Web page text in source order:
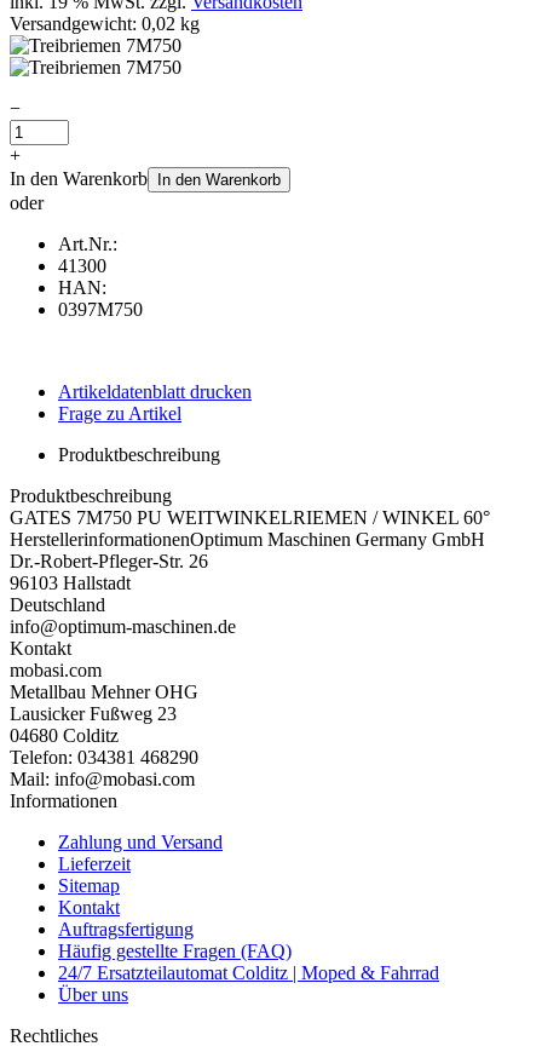
Versandgewicht: 0,02 kg
−
+
In den Warenkorb
In den Warenkorb
oder
Art.Nr.:
41300
HAN:
0397M750
Artikeldatenblatt drucken
Frage zu Artikel
Produktbeschreibung
Produktbeschreibung
GATES 7M750 PU WEITWINKELRIEMEN / WINKEL 60°
HerstellerinformationenOptimum Maschinen Germany GmbH
Dr.-Robert-Pfleger-Str. 26
96103 Hallstadt
Deutschland
info@optimum-maschinen.de
Kontakt
mobasi.com
Metallbau Mehner OHG
Lausicker Fußweg 23
04680 Colditz
Telefon: 034381 468290
Mail: info@mobasi.com
Informationen
Zahlung und Versand
Lieferzeit
Sitemap
Kontakt
Auftragsfertigung
Häufig gestellte Fragen (FAQ)
24/7 Ersatzteilautomat Colditz | Moped & Fahrrad
Über uns
Rechtliches